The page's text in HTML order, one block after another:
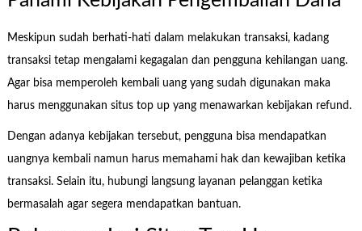
Meskipun sudah berhati-hati dalam melakukan transaksi, kadang
transaksi tetap mengalami kegagalan dan pengguna kehilangan uang.
Agar bisa memperoleh kembali uang yang sudah digunakan maka
harus menggunakan situs top up yang menawarkan kebijakan refund.
Dengan adanya kebijakan tersebut, pengguna bisa mendapatkan
uangnya kembali namun harus memahami hak dan kewajiban ketika
transaksi. Selain itu, hubungi langsung layanan pelanggan ketika
bermasalah agar segera mendapatkan bantuan.